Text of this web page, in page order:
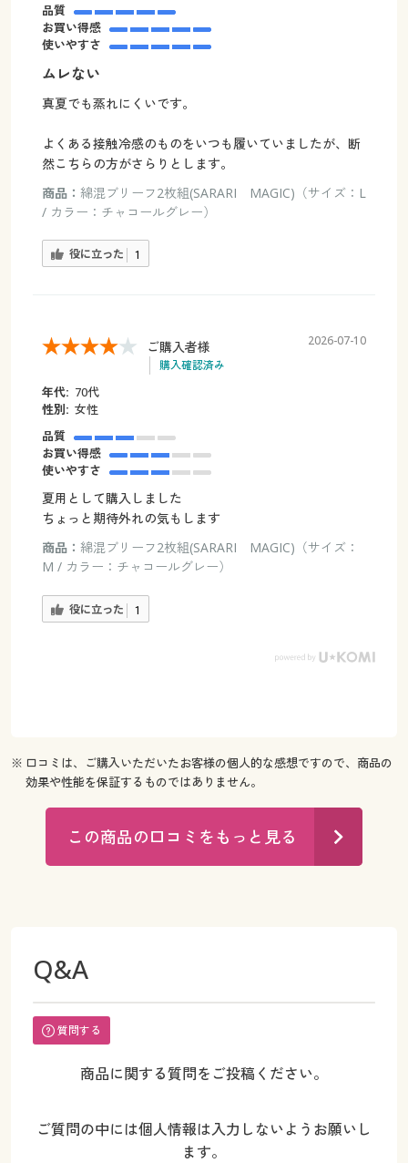
品質
お買い得感
使いやすさ
ムレない
真夏でも蒸れにくいです。
よくある接触冷感のものをいつも履いていましたが、断
然こちらの方がさらりとします。
商品： 綿混ブリーフ2枚組(SARARI MAGIC)（サイズ：L
/ カラー：チャコールグレー）
役に立った 1
ご購入者様
購入確認済み
2026-07-10
年代: 70代
性別: 女性
品質
お買い得感
使いやすさ
夏用として購入しました
ちょっと期待外れの気もします
商品： 綿混ブリーフ2枚組(SARARI MAGIC)（サイズ：
M / カラー：チャコールグレー）
役に立った 1
※ 口コミは、ご購入いただいたお客様の個人的な感想ですので、商品の
効果や性能を保証するものではありません。
この商品の口コミをもっと見る
Q&A
質問する
商品に関する質問をご投稿ください。
ご質問の中には個人情報は入力しないようお願いし
ます。